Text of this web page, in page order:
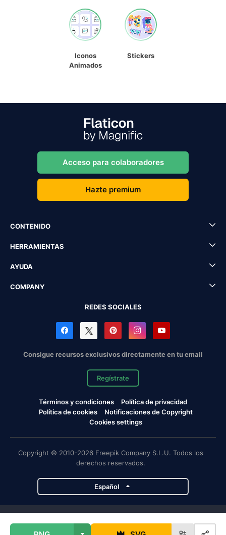
Iconos
Animados
Stickers
Acceso para colaboradores
Hazte premium
CONTENIDO
HERRAMIENTAS
AYUDA
COMPANY
REDES SOCIALES
Consigue recursos exclusivos directamente en tu email
Regístrate
Términos y condiciones
Política de privacidad
Política de cookies
Notificaciones de Copyright
Cookies settings
Copyright © 2010-2026 Freepik Company S.L.U. Todos los
derechos reservados.
Español